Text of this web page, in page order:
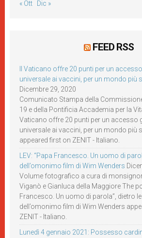
« Ott Dic »
FEED RSS
Il Vaticano offre 20 punti per un
universale ai vaccini, per un mondo più
Dicembre 29, 2020
Comunicato Stampa della
19 e della Pontificia Accademia per la
Vaticano offre 20 punti per un accesso
universale ai vaccini, per un mondo più
appeared first on ZENIT - Italiano.
LEV: “Papa Francesco. Un uomo di
dell’omonimo film di Wim Wenders
Volume fotografico a cura di
Viganò e Gianluca della Maggiore The
Francesco. Un uomo di parola”, dietro
dell’omonimo film di Wim Wenders
ZENIT - Italiano.
Lunedì 4 gennaio 2021: Possesso